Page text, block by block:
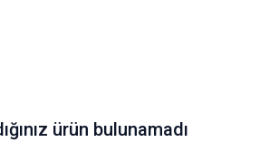
ürün bulunamadı